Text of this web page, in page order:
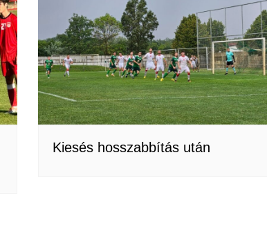
Kiesés hosszabbítás után